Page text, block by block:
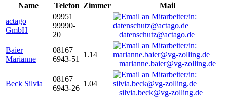
Name
Telefon Zimmer
Mail
actago
GmbH
09951
99990-
20
datenschutz@actago.de
Baier
Marianne
08167
6943-51
1.14
marianne.baier@vg-zolling.de
Beck Silvia
08167
6943-26
1.04
silvia.beck@vg-zolling.de